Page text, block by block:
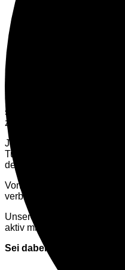
SO KANNST DU UNS
VIELFALT ERLEBEN –
Unsere Veranstaltungen
sportliche Events, inklusive
zu sein, neue Erfahrungen
Jedes Event ist mehr als
Turniere fördern Fairness
des Sports inspirieren zu
Von regionalen Sportfesten
verbindet. Dabei legen wir
Unsere Veranstaltungen
aktiv mitzuerleben.
Sei dabei – als